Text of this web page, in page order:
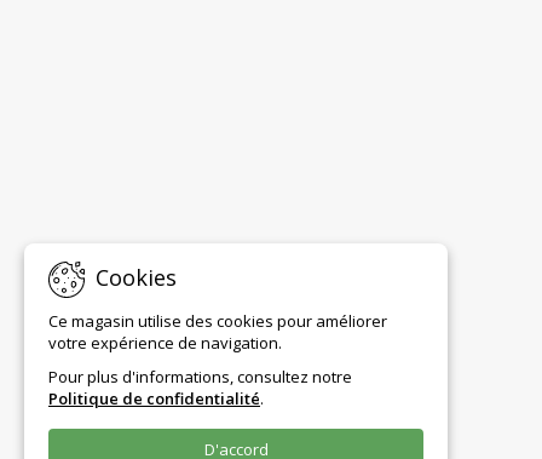
Cookies
Ce magasin utilise des cookies pour améliorer
votre expérience de navigation.
Pour plus d'informations, consultez notre
Politique de confidentialité.
D'accord